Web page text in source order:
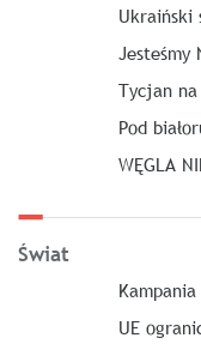
Ukraiński
Jesteśmy
Tycjan
Pod
WĘGLA
Świat
UE